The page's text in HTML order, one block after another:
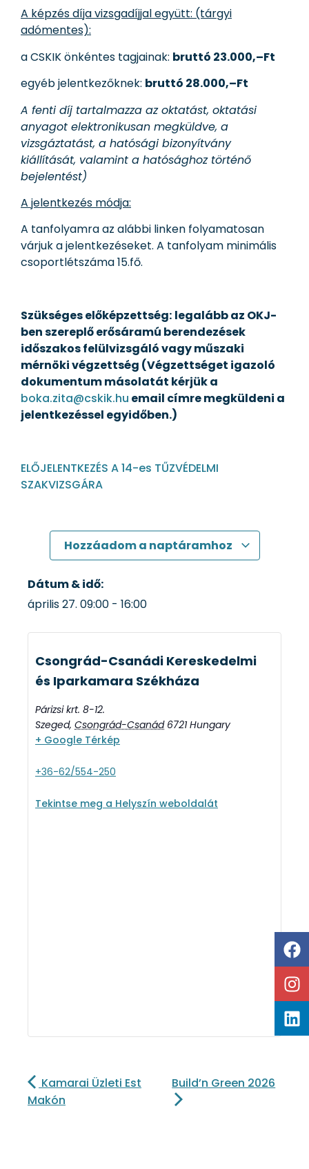
A képzés díja vizsgadíjjal együtt: (tárgyi
adómentes):
a CSKIK önkéntes tagjainak: bruttó 23.000,–Ft
egyéb jelentkezőknek: bruttó 28.000,–Ft
A fenti díj tartalmazza az oktatást, oktatási
anyagot elektronikusan megküldve, a
vizsgáztatást, a hatósági bizonyítvány
kiállítását, valamint a hatósághoz történő
bejelentést)
A jelentkezés módja:
A tanfolyamra az alábbi linken folyamatosan
várjuk a jelentkezéseket. A tanfolyam minimális
csoportlétszáma 15.fő.
Szükséges előképzettség: legalább az OKJ-
ben szereplő erősáramú berendezések
időszakos felülvizsgáló vagy műszaki
mérnöki végzettség (Végzettséget igazoló
dokumentum másolatát kérjük a
boka.zita@cskik.hu email címre megküldeni a
jelentkezéssel egyidőben.)
ELŐJELENTKEZÉS A 14-es TŰZVÉDELMI
SZAKVIZSGÁRA
Hozzáadom a naptáramhoz
Dátum & idő:
április 27. 09:00 - 16:00
Csongrád-Csanádi Kereskedelmi
és Iparkamara Székháza
Párizsi krt. 8-12.
Szeged, Csongrád-Csanád 6721 Hungary
+ Google Térkép
+36-62/554-250
Tekintse meg a Helyszín weboldalát
Kamarai Üzleti Est
Makón
Build’n Green 2026